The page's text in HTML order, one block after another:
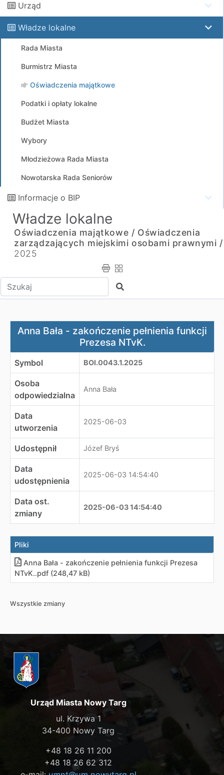
Urząd
Władze lokalne
Rada Miasta
Burmistrz Miasta
Oświadczenia majątkowe
Podatki i opłaty lokalne
Budżet Miasta
Wybory
Młodzieżowa Rada Miasta
Nowotarska Rada Seniorów
Informacje o BIP
Władze lokalne
Oświadczenia majątkowe / Oświadczenia
zarządzających miejskimi osobami prawnymi /
2025
Wpisz tekst do wyszukania Szukaj
Anna Bała - zakończenie pełnienia funkcji Prezesa NTvK.
Anna Bała - zakończenie pełnienia funkcji
Prezesa NTvK.
Symbol BOI.0043.1.2025
Osoba
odpowiedzialna
Anna Bała
Data
utworzenia
2025-06-03
Udostępnił Józef Bryś
Data
udostępnienia
2025-06-03 14:54:40
Data ost.
zmiany
2025-06-03 14:54:40
Pliki
Anna Bała - zakończenie pełnienia funkcji Prezesa
NTvK..pdf (248,47 kB)
Wszystkie zmiany
Urząd Miasta Nowy Targ
ul. Krzywa 1
34-400 Nowy Targ
+48 18 26 11 200
+48 18 26 62 312